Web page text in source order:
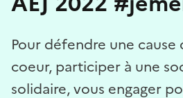
Pour défendre une
coeur, participer à une
solidaire, vous engager